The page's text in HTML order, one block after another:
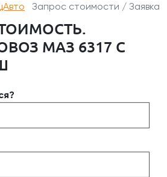
Запрос стоимости / Заявка
МАЗ 6317 С